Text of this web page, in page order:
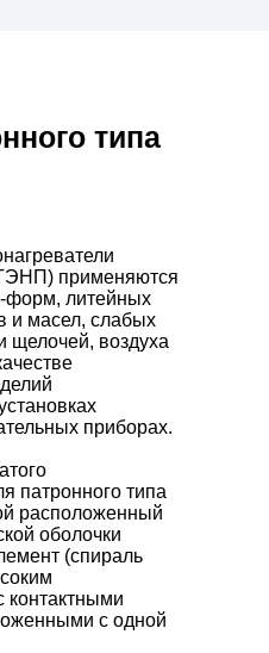
типа
применяются
форм, литейных
и масел, слабых
щелочей, воздуха
приборах.
патронного типа
расположенный
оболочки
(спираль
контактными
с одной